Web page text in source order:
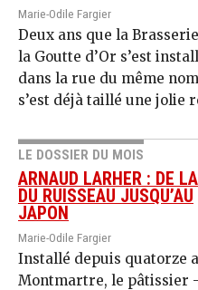
Marie-Odile Fargier
Deux ans que la
la Goutte d’Or s’est
dans la rue du même
s’est déjà taillé une jolie
LE DOSSIER DU MOIS
ARNAUD LARHER : DE
DU RUISSEAU JUSQU’AU
JAPON
Marie-Odile Fargier
Installé depuis quatorze
Montmartre, le pâtissier -